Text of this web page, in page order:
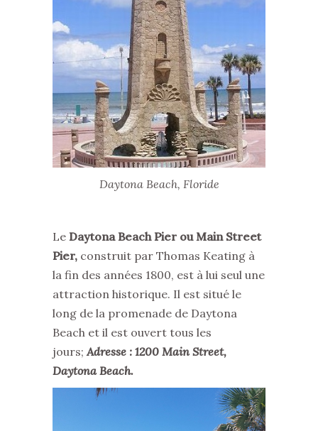
Daytona Beach, Floride
Le Daytona Beach Pier ou Main Street
Pier, construit par Thomas Keating à
la fin des années 1800, est à lui seul une
attraction historique. Il est situé le
long de la promenade de Daytona
Beach et il est ouvert tous les
jours; Adresse : 1200 Main Street,
Daytona Beach.